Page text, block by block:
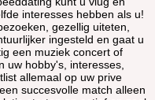
interesses hebben als u!
gezellig uiteten,
ingesteld en gaat u
een muziek concert of
uw hobby's, interesses,
allemaal op uw prive
succesvolle match alleen